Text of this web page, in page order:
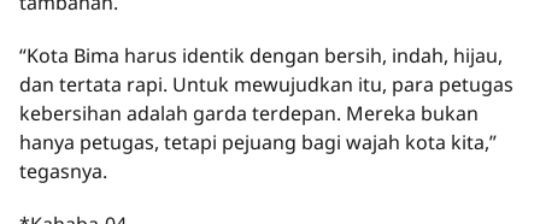
“Kota Bima harus identik dengan bersih, indah, hijau,
dan tertata rapi. Untuk mewujudkan itu, para petugas
kebersihan adalah garda terdepan. Mereka bukan
hanya petugas, tetapi pejuang bagi wajah kota kita,”
tegasnya.